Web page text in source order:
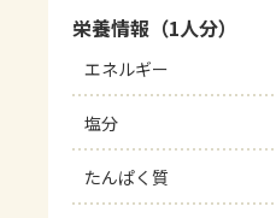
栄養情報（1人分）
エネルギー
塩分
たんぱく質